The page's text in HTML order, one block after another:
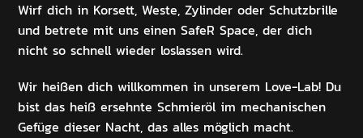
Wirf dich in Korsett, Weste, Zylinder oder Schutzbrille
und betrete mit uns einen SafeR Space, der dich
nicht so schnell wieder loslassen wird.
Wir heißen dich willkommen in unserem Love-Lab! Du
bist das heiß ersehnte Schmieröl im mechanischen
Gefüge dieser Nacht, das alles möglich macht.